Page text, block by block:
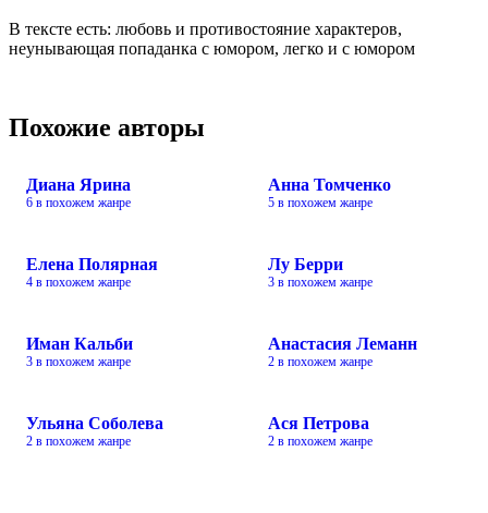
В тексте есть: любовь и противостояние характеров,
неунывающая попаданка с юмором, легко и с юмором
Похожие авторы
Диана Ярина
6 в похожем жанре
Анна Томченко
5 в похожем жанре
Елена Полярная
4 в похожем жанре
Лу Берри
3 в похожем жанре
Иман Кальби
3 в похожем жанре
Анастасия Леманн
2 в похожем жанре
Ульяна Соболева
2 в похожем жанре
Ася Петрова
2 в похожем жанре